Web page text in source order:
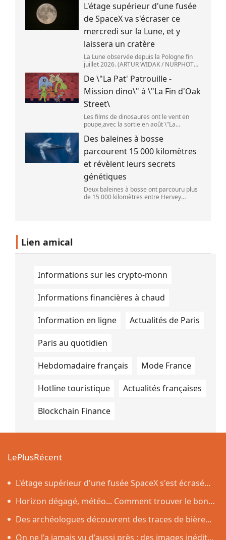
(JAIME REINA )
L'étage supérieur d'une fusée
de SpaceX va s'écraser ce
mercredi sur la Lune, et y
laissera un cratère
La Lune observée depuis la Pologne fin
juillet 2026. (ARTUR WIDAK / NURPHOTO
SpaceX doit s\'écraser accidentellement
sur la Lune,mercredi 5 août. Cette coll
De \"La Pat' Patrouille -
Mission dino\" à \"La Fin d'Oak
Street\
Les films de dinosaures ont le vent en
poupe,avec la sortie en août \"La
d\'Oak Street\". (APOLLONIA HILVERDA /
Des baleines à bosse
parcourent 15 000 kilomètres
et révèlent leurs secrets
génétiques
Deux baleines à bosse ont parcouru plus
de 15 000 kilomètres entre Hervey
Lien amical
Informations sur les crypto-monn
Informations financières à chaud
Information en ligne Actualités de Paris
Paris au quotidien
Hebdomadaire français Mode France
Hotline touristique Actualités françaises
Blockchain Finance
LePlusRécent
L'étage supérieur d'une fusée SpaceX s'est écrasé
sur la Lune, comme prévu par les scientifiques
Horizon dégagé, météo... Comment trouver le bon
endroit pour observer l'éclipse solaire du 12 août
Des archéologues découvrent des traces de bière
vieilles de 4 500 ans dans des poteries rituelles
On ne l'a jamais vu d'aussi près : des images inédites